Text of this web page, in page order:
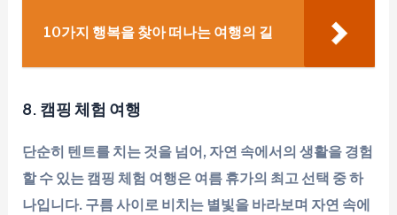
10가지 행복을 찾아 떠나는 여행의 길
8. 캠핑 체험 여행
단순히 텐트를 치는 것을 넘어, 자연 속에서의 생활을 경험
할 수 있는 캠핑 체험 여행은 여름 휴가의 최고 선택 중 하
나입니다. 구름 사이로 비치는 별빛을 바라보며 자연 속에